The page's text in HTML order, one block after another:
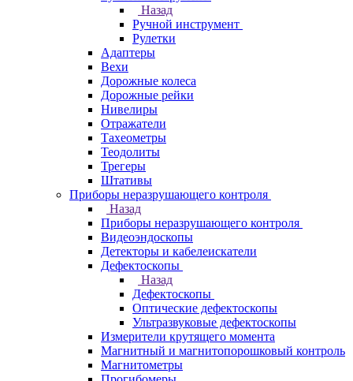
Назад
Ручной инструмент
Рулетки
Адаптеры
Вехи
Дорожные колеса
Дорожные рейки
Нивелиры
Отражатели
Тахеометры
Теодолиты
Трегеры
Штативы
Приборы неразрушающего контроля
Назад
Приборы неразрушающего контроля
Видеоэндоскопы
Детекторы и кабелеискатели
Дефектоскопы
Назад
Дефектоскопы
Оптические дефектоскопы
Ультразвуковые дефектоскопы
Измерители крутящего момента
Магнитный и магнитопорошковый контроль
Магнитометры